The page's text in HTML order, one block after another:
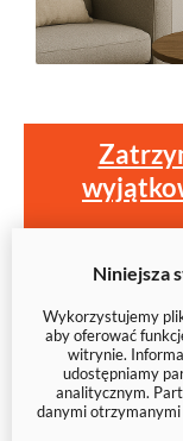
Niniejsza
Wykorzystujemy
aby oferować
witrynie.
udostępniamy
analitycznym.
danymi otrzymanymi